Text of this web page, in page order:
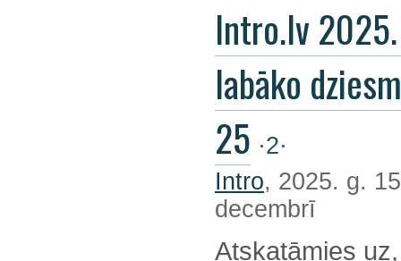
Intro.lv
labāko
25 ·2·
Intro, 2025. g.
decembrī
Atskatāmies uz,